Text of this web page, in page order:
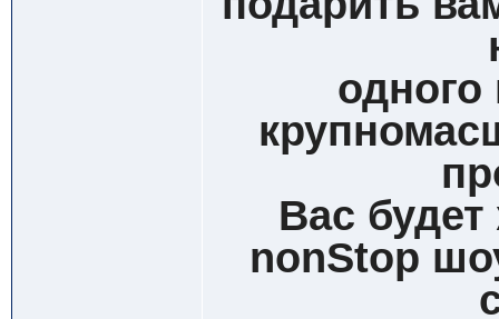
Вас
nonStop